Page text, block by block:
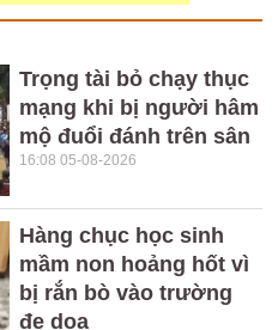
Trọng tài bỏ chạy thục
mạng khi bị người hâm
mộ đuổi đánh trên sân
16:08 05-08-2026
Hàng chục học sinh
mầm non hoảng hốt vì
bị rắn bò vào trường
đe dọa